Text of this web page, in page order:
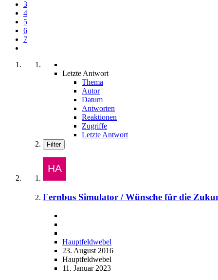
3
4
5
6
7
Letzte Antwort
Thema
Autor
Datum
Antworten
Reaktionen
Zugriffe
Letzte Antwort
Filter
Fernbus Simulator / Wünsche für die
Hauptfeldwebel
23. August 2016
Hauptfeldwebel
11. Januar 2023